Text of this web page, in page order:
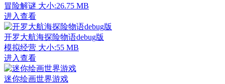
冒险解谜 大小:26.75 MB
进入查看
开罗大航海探险物语debug版
模拟经营 大小:55 MB
进入查看
迷你绘画世界游戏